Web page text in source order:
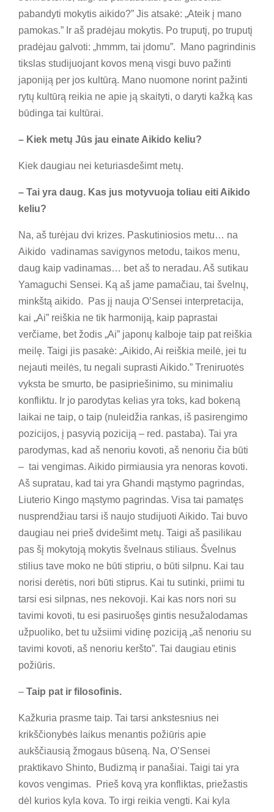
pabandyti mokytis aikido?” Jis atsakė: „Ateik į mano
pamokas.” Ir aš pradėjau mokytis. Po truputį, po truputį
pradėjau galvoti: „hmmm, tai įdomu”. Mano pagrindinis
tikslas studijuojant kovos meną visgi buvo pažinti
japoniją per jos kultūrą. Mano nuomone norint pažinti
rytų kultūrą reikia ne apie ją skaityti, o daryti kažką kas
būdinga tai kultūrai.
– Kiek metų Jūs jau einate Aikido keliu?
Kiek daugiau nei keturiasdešimt metų.
– Tai yra daug. Kas jus motyvuoja toliau eiti Aikido
keliu?
Na, aš turėjau dvi krizes. Paskutiniosios metu… na
Aikido vadinamas savigynos metodu, taikos menu,
daug kaip vadinamas… bet aš to neradau. Aš sutikau
Yamaguchi Sensei. Ką aš jame pamačiau, tai švelnų,
minkštą aikido. Pas jį nauja O’Sensei interpretacija,
kai „Ai” reiškia ne tik harmoniją, kaip paprastai
verčiame, bet žodis „Ai” japonų kalboje taip pat reiškia
meilę. Taigi jis pasakė: „Aikido, Ai reiškia meilė, jei tu
nejauti meilės, tu negali suprasti Aikido.” Treniruotės
vyksta be smurto, be pasipriešinimo, su minimaliu
konfliktu. Ir jo parodytas kelias yra toks, kad bokeną
laikai ne taip, o taip (nuleidžia rankas, iš pasirengimo
pozicijos, į pasyvią poziciją – red. pastaba). Tai yra
parodymas, kad aš nenoriu kovoti, aš nenoriu čia būti
– tai vengimas. Aikido pirmiausia yra nenoras kovoti.
Aš supratau, kad tai yra Ghandi mąstymo pagrindas,
Liuterio Kingo mąstymo pagrindas. Visa tai pamatęs
nusprendžiau tarsi iš naujo studijuoti Aikido. Tai buvo
daugiau nei prieš dvidešimt metų. Taigi aš pasilikau
pas šį mokytoją mokytis švelnaus stiliaus. Švelnus
stilius tave moko ne būti stipriu, o būti silpnu. Kai tau
norisi derėtis, nori būti stiprus. Kai tu sutinki, priimi tu
tarsi esi silpnas, nes nekovoji. Kai kas nors nori su
tavimi kovoti, tu esi pasiruošęs gintis nesužalodamas
užpuoliko, bet tu užsiimi vidinę poziciją „aš nenoriu su
tavimi kovoti, aš nenoriu keršto”. Tai daugiau etinis
požiūris.
– Taip pat ir filosofinis.
Kažkuria prasme taip. Tai tarsi ankstesnius nei
krikščionybės laikus menantis požiūris apie
aukščiausią žmogaus būseną. Na, O’Sensei
praktikavo Shinto, Budizmą ir panašiai. Taigi tai yra
kovos vengimas. Prieš kovą yra konfliktas, priežastis
dėl kurios kyla kova. To irgi reikia vengti. Kai kyla